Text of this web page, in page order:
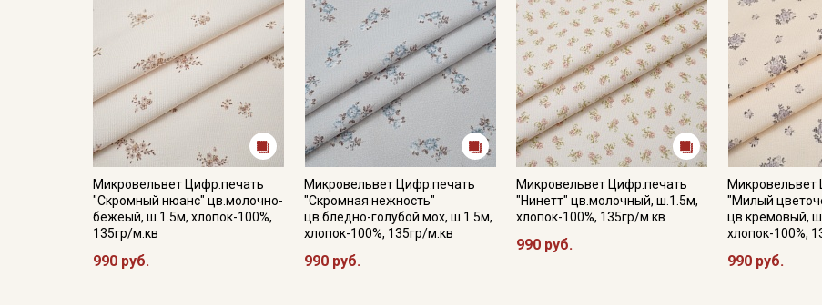
Микровельвет Цифр.печать
"Скромный нюанс" цв.молочно-
бежеый, ш.1.5м, хлопок-100%,
135гр/м.кв
990 руб.
Микровельвет Цифр.печать
"Скромная нежность"
цв.бледно-голубой мох, ш.1.5м,
хлопок-100%, 135гр/м.кв
990 руб.
Микровельвет Цифр.печать
"Нинетт" цв.молочный, ш.1.5м,
хлопок-100%, 135гр/м.кв
990 руб.
Микровельвет
"Милый
цв.кремовый,
хлопок-100%,
990 руб.
промокоды и скидки до 30% на узкие
категории тканей
Электронная почта
Подписаться
Политикой обработки персональных
и даюСогласие на обработку персональных